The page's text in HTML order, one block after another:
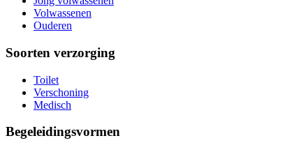
Volwassenen
Ouderen
Soorten verzorging
Toilet
Verschoning
Medisch
Begeleidingsvormen